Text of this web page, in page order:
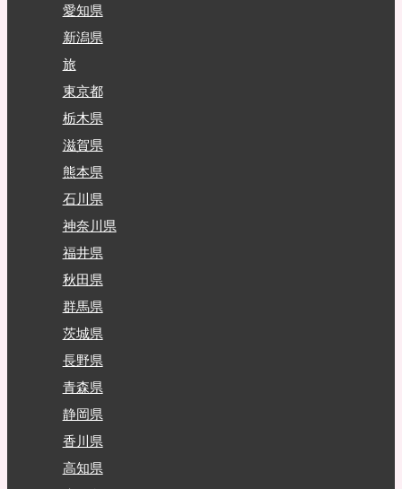
愛知県
新潟県
旅
東京都
栃木県
滋賀県
熊本県
石川県
神奈川県
福井県
秋田県
群馬県
茨城県
長野県
青森県
静岡県
香川県
高知県